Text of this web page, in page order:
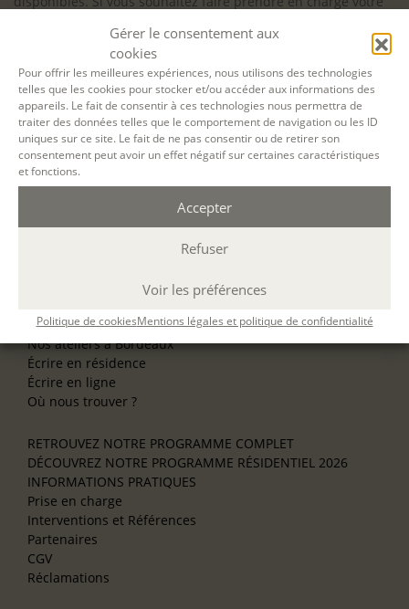
Gérer le consentement aux
cookies
Pour offrir les meilleures expériences, nous utilisons des technologies
telles que les cookies pour stocker et/ou accéder aux informations des
appareils. Le fait de consentir à ces technologies nous permettra de
traiter des données telles que le comportement de navigation ou les ID
uniques sur ce site. Le fait de ne pas consentir ou de retirer son
consentement peut avoir un effet négatif sur certaines caractéristiques
et fonctions.
Accepter
Refuser
Voir les préférences
Politique de cookiesMentions légales et politique de confidentialité
est à effectuer au plus tard un mois avant le début de la
NOS ATELIERS
Découverte
L’école d’écriture
La fabrique du manuscrit
Les stages pour artistes-auteurs
Se former à la biographie
Nos ateliers à Lyon
Nos ateliers à Bordeaux
Écrire en résidence
Écrire en ligne
Où nous trouver ?
RETROUVEZ NOTRE PROGRAMME COMPLET
DÉCOUVREZ NOTRE PROGRAMME RÉSIDENTIEL 2026
INFORMATIONS PRATIQUES
Prise en charge
Interventions et Références
Partenaires
CGV
Réclamations